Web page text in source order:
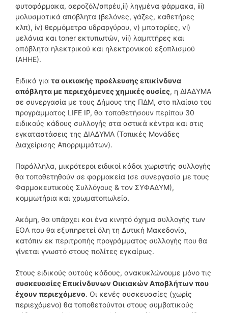
φυτοφάρμακα, αεροζόλ/σπρέυ,ii) ληγμένα φάρμακα, iii)
μολυσματικά απόβλητα (βελόνες, γάζες, καθετήρες
κλπ), iv) θερμόμετρα υδραργύρου, v) μπαταρίες, vi)
μελάνια και toner εκτυπωτών, vii) λαμπτήρες και
απόβλητα ηλεκτρικού και ηλεκτρονικού εξοπλισμού
(ΑΗΗΕ).
Ειδικά για τα οικιακής προέλευσης επικίνδυνα
απόβλητα με περιεχόμενες χημικές ουσίες, η ΔΙΑΔΥΜΑ
σε συνεργασία με τους Δήμους της ΠΔΜ, στο πλαίσιο του
προγράμματος LIFE ΙΡ, θα τοποθετήσουν περίπου 30
ειδικούς κάδους συλλογής στα αστικά κέντρα και στις
εγκαταστάσεις της ΔΙΑΔΥΜΑ (Τοπικές Μονάδες
Διαχείρισης Απορριμμάτων).
Παράλληλα, μικρότεροι ειδικοί κάδοι χωριστής συλλογής
θα τοποθετηθούν σε φαρμακεία (σε συνεργασία με τους
Φαρμακευτικούς Συλλόγους & τον ΣΥΦΑΔΥΜ),
κομμωτήρια και χρωματοπωλεία.
Ακόμη, θα υπάρχει και ένα κινητό όχημα συλλογής των
ΕΟΑ που θα εξυπηρετεί όλη τη Δυτική Μακεδονία,
κατόπιν εκ περιτροπής προγράμματος συλλογής που θα
γίνεται γνωστό στους πολίτες εγκαίρως.
Στους ειδικούς αυτούς κάδους, ανακυκλώνουμε μόνο τις
συσκευασίες Επικίνδυνων Οικιακών Αποβλήτων που
έχουν περιεχόμενο. Οι κενές συσκευασίες (χωρίς
περιεχόμενο) θα τοποθετούνται στους συμβατικούς